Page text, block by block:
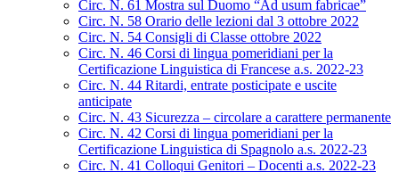
Circ. N. 61 Mostra sul Duomo “Ad usum fabricae”
Circ. N. 58 Orario delle lezioni dal 3 ottobre 2022
Circ. N. 54 Consigli di Classe ottobre 2022
Circ. N. 46 Corsi di lingua pomeridiani per la
Certificazione Linguistica di Francese a.s. 2022-23
Circ. N. 44 Ritardi, entrate posticipate e uscite
anticipate
Circ. N. 43 Sicurezza – circolare a carattere permanente
Circ. N. 42 Corsi di lingua pomeridiani per la
Certificazione Linguistica di Spagnolo a.s. 2022-23
Circ. N. 41 Colloqui Genitori – Docenti a.s. 2022-23